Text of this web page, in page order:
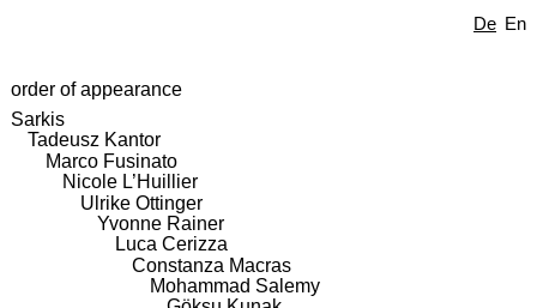
De En
order of appearance
Sarkis
Tadeusz Kantor
Marco Fusinato
Nicole L’Huillier
Ulrike Ottinger
Yvonne Rainer
Luca Cerizza
Constanza Macras
Mohammad Salemy